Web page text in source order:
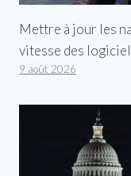
Mettre à jour les
vitesse des
9 août 2026